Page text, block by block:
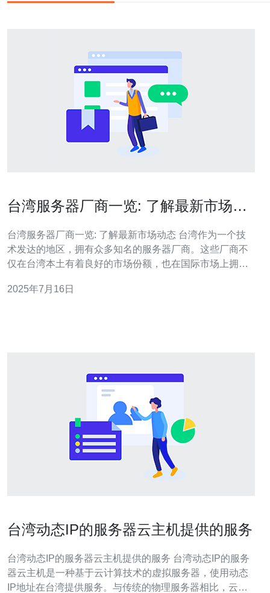
台湾服务器厂商一览: 了解最新市场动
台湾服务器厂商一览: 了解最新市场动态 台湾作为一个技
术发达的地区，拥有众多知名的服务器厂商。这些厂商不
仅在台湾本土有着良好的市场份额，也在国际市场上拥有
态。 台湾的服务器厂商涵盖了华硕、技嘉、微星、超微等
2025年7月16日
台湾动态IP的服务器云主机提供的服务
台湾动态IP的服务器云主机提供的服务 台湾动态IP的服务
器云主机是一种基于云计算技术的虚拟服务器，使用动态
IP地址在台湾提供服务。与传统的物理服务器相比，云主